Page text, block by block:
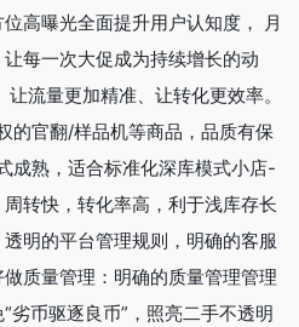
高曝光全面提升用户认知度， 月
每一次大促成为持续增长的动
流量更加精准、让转化更效率。
的官翻/样品机等商品，品质有保
成熟，适合标准化深库模式小店-
转快，转化率高，利于浅库存长
明的平台管理规则，明确的客服
质量管理：明确的质量管理管理
劣币驱逐良币”，照亮二手不透明